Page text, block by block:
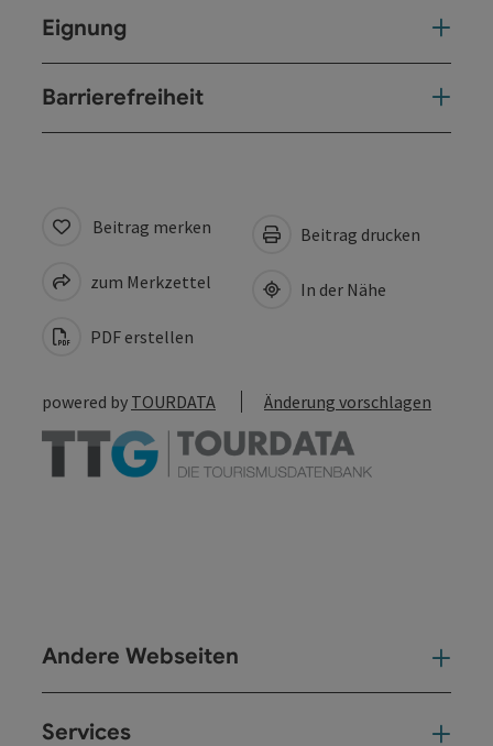
Eignung
Barrierefreiheit
Beitrag merken
zum Merkzettel
PDF erstellen
Beitrag drucken
In der Nähe
powered by TOURDATA Änderung vorschlagen
Andere Webseiten
Services